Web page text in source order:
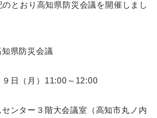
とおり高知県防災会議を開催しまし
県防災会議
９日（月）11:00～12:00
ンター３階大会議室（高知市丸ノ内